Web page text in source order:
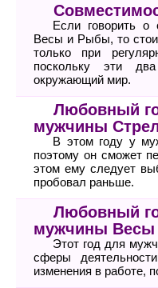
Если говорить о
Весы и Рыбы, то
только при
поскольку эти
окружающий мир.
Любовный
мужчины
В этом году у
поэтому он сможет
этом ему следует
пробовал раньше.
Любовный
мужчины Весы
Этот год для
сферы
изменения в работе,